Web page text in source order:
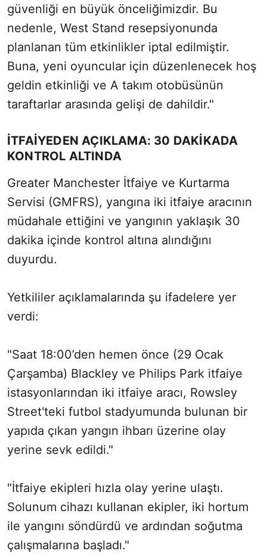
güvenliği en büyük önceliğimizdir. Bu
nedenle, West Stand resepsiyonunda
planlanan tüm etkinlikler iptal edilmiştir.
Buna, yeni oyuncular için düzenlenecek hoş
geldin etkinliği ve A takım otobüsünün
taraftarlar arasında gelişi de dahildir."
İTFAİYEDEN AÇIKLAMA: 30 DAKİKADA
KONTROL ALTINDA
Greater Manchester İtfaiye ve Kurtarma
Servisi (GMFRS), yangına iki itfaiye aracının
müdahale ettiğini ve yangının yaklaşık 30
dakika içinde kontrol altına alındığını
duyurdu.
Yetkililer açıklamalarında şu ifadelere yer
verdi:
"Saat 18:00’den hemen önce (29 Ocak
Çarşamba) Blackley ve Philips Park itfaiye
istasyonlarından iki itfaiye aracı, Rowsley
Street'teki futbol stadyumunda bulunan bir
yapıda çıkan yangın ihbarı üzerine olay
yerine sevk edildi."
"İtfaiye ekipleri hızla olay yerine ulaştı.
Solunum cihazı kullanan ekipler, iki hortum
ile yangını söndürdü ve ardından soğutma
çalışmalarına başladı."